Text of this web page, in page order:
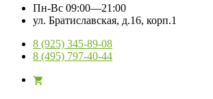
Пн-Вс 09:00—21:00
ул. Братиславская, д.16, корп.1
8 (925) 345-89-08
8 (495) 797-40-44